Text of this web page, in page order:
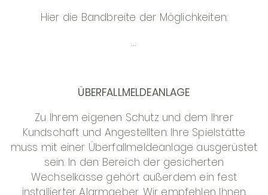
Hier die Bandbreite der Möglichkeiten:
…
ÜBERFALLMELDEANLAGE
Zu Ihrem eigenen Schutz und dem Ihrer
Kundschaft und Angestellten: Ihre Spielstätte
muss mit einer Überfallmeldeanlage ausgerüstet
sein. In den Bereich der gesicherten
Wechselkasse gehört außerdem ein fest
installierter Alarmgeber. Wir empfehlen Ihnen